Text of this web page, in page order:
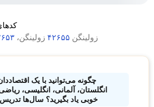
زولینگن، ۴۲۶۵۵ زولینگن
چگونه می‌توانید با یک
انگلستان، آلمانی، انگلیسی،
خوبی یاد بگیرید؟ سال‌ها